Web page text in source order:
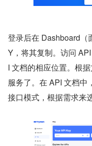
登录后在 Dashboard（
Y，将其复制。访问
I 文档的相应位置。根
服务了。在 API 文档中
接口模式，根据需求来